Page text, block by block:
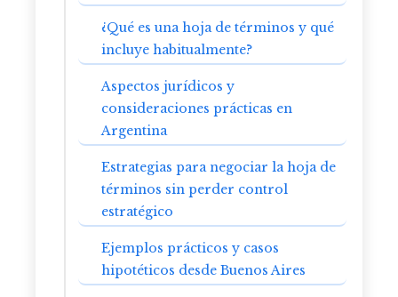
¿Qué es una hoja de términos y qué
incluye habitualmente?
Aspectos jurídicos y
consideraciones prácticas en
Argentina
Estrategias para negociar la hoja de
términos sin perder control
estratégico
Ejemplos prácticos y casos
hipotéticos desde Buenos Aires